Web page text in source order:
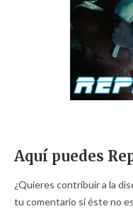
Aquí puedes
¿Quieres contribuir a la
tu comentario si éste no